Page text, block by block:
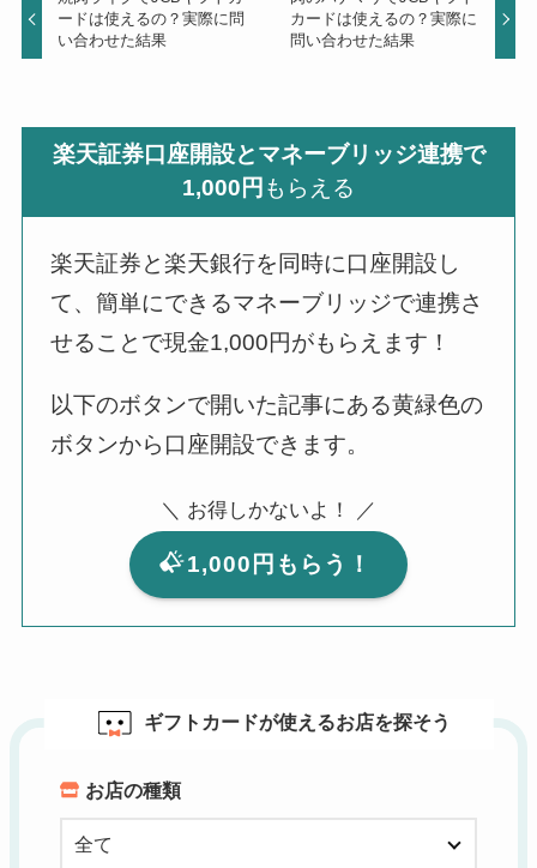
ードは使えるの？実際に問
い合わせた結果
カードは使えるの？実際に
問い合わせた結果
楽天証券口座開設とマネーブリッジ連携で
1,000円 もらえる
楽天証券と楽天銀行を同時に口座開設し
て、簡単にできるマネーブリッジで連携さ
せることで現金1,000円がもらえます！
以下のボタンで開いた記事にある黄緑色の
ボタンから口座開設できます。
＼ お得しかないよ！ ／
1,000円もらう！
ギフトカードが使えるお店を探そう
お店の種類